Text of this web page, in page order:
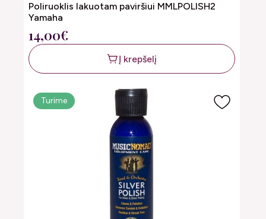
Poliruoklis lakuotam paviršiui MMLPOLISH2
Yamaha
14,00€
Į krepšelį
Turime